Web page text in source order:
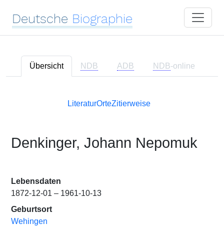
Deutsche Biographie
Übersicht NDB ADB NDB-online
LiteraturOrteZitierweise
Denkinger, Johann Nepomuk
Lebensdaten
1872-12-01 – 1961-10-13
Geburtsort
Wehingen